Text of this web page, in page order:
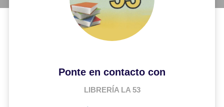
Ponte en contacto con
LIBRERÍA LA 53